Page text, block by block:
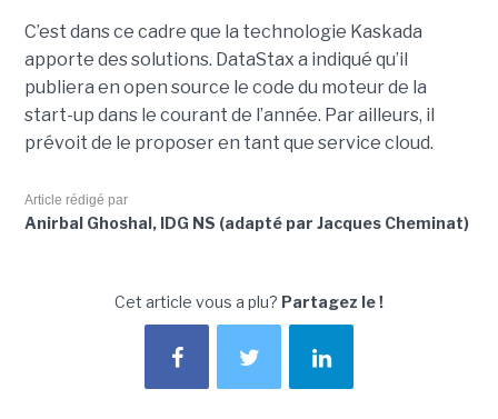
C’est dans ce cadre que la technologie Kaskada
apporte des solutions. DataStax a indiqué qu’il
publiera en open source le code du moteur de la
start-up dans le courant de l’année. Par ailleurs, il
prévoit de le proposer en tant que service cloud.
Article rédigé par
Anirbal Ghoshal, IDG NS (adapté par Jacques Cheminat)
Cet article vous a plu? Partagez le !